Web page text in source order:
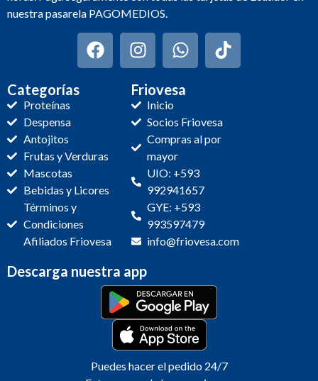
nuestra pasarela PAGOMEDIOS.
Categorías
Proteínas
Despensa
Antojitos
Frutas y Verduras
Mascotas
Bebidas y Licores
Términos y
Condiciones
Afiliados Friovesa
Friovesa
Inicio
Socios Friovesa
Compras al por
mayor
UIO: +593
992941657
GYE: +593
993597479
info@friovesa.com
Descarga nuestra app
Puedes hacer el pedido 24/7